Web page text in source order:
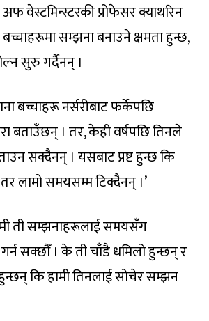
वेस्टमिन्स्टरकी प्रोफेसर क्याथरिन
सम्झना बनाउने क्षमता हुन्छ,
सुरु गर्दैनन् ।
बच्चाहरू नर्सरीबाट फर्केपछि
। तर, केही वर्षपछि तिनले
सक्दैनन् । यसबाट प्रष्ट हुन्छ कि
लामो समयसम्म टिक्दैनन् ।’
ती सम्झनाहरूलाई समयसँग
गर्न सक्छौँ । के ती चाँडै धमिलो हुन्छन् र
कि हामी तिनलाई सोचेर सम्झन